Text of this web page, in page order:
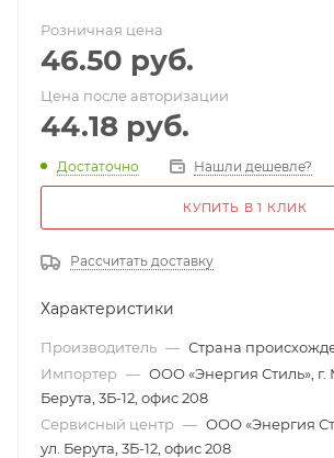
Розничная цена
46.50 руб.
Цена после авторизации
44.18 руб.
Достаточно Нашли дешевле?
КУПИТЬ В 1 КЛИК
Рассчитать доставку
Характеристики
Производитель — Страна
Импортер — ООО «Энергия Стиль», г.
Берута, 3Б-12, офис 208
Сервисный центр — ООО «Энергия
ул. Берута, 3Б-12, офис 208